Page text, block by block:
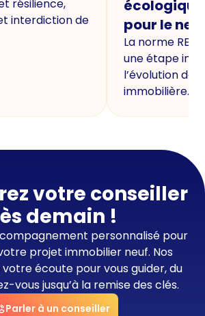
résilience,
interdiction de
écologique
pour le
La norme
une étape
l’évolution de
immobilière.
votre conseiller
demain !
personnalisé pour
projet immobilier neuf. Nos
écoute pour vous guider, du
vous jusqu’à la remise des clés.
Parler à un conseiller